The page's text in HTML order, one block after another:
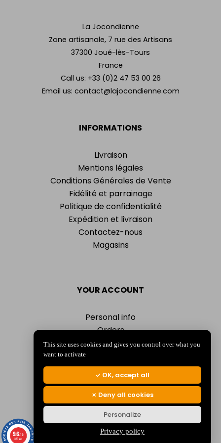
INFORMATIONS
Livraison
Mentions légales
Conditions Générales de Vente
Fidélité et parrainage
Politique de confidentialité
Expédition et livraison
Contactez-nous
Magasins
YOUR ACCOUNT
Personal info
Orders
Addresses
My alerts
La Jocondienne
Zone artisanale, 7 rue des Artisans
37300 Joué-lès-Tours
France
Call us: +33 (0)2 47 53 00 26
Email us: contact@lajocondienne.com
© 2026 La Jocondienne
Politique de confidentialité
9.6/10
375 avis
This site uses cookies and gives you control over what you
want to activate
OK, accept all
Deny all cookies
Personalize
Privacy policy